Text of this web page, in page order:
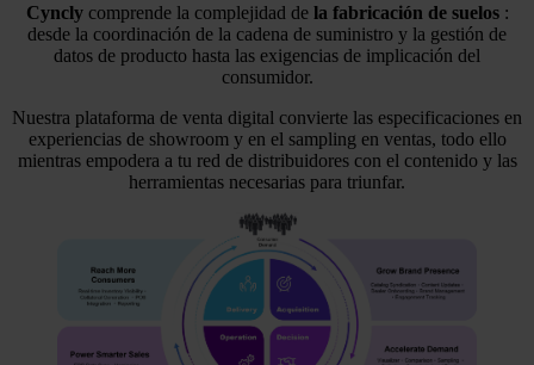
Cyncly comprende la complejidad de la fabricación de suelos:
desde la coordinación de la cadena de suministro y la gestión de
datos de producto hasta las exigencias de implicación del
consumidor.
Nuestra plataforma de venta digital convierte las especificaciones en
experiencias de showroom y en el sampling en ventas, todo ello
mientras empodera a tu red de distribuidores con el contenido y las
herramientas necesarias para triunfar.